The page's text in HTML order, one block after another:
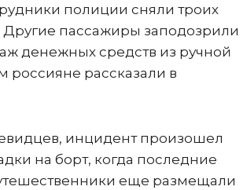
полиции сняли троих
Другие пассажиры заподозрили
денежных средств из ручной
россияне рассказали в
инцидент произошел
на борт, когда последние
еще размещали